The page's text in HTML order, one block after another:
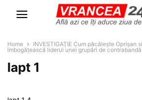
Home
INVESTIGAŢIE Cum păcăleşte Oprişan
îmbogăţească liderul unei grupări de contrabandă
lapt 1